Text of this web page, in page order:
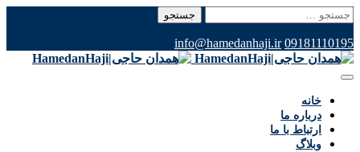
جستجو
09181110195
info@hamedanhaji.ir
خانه
درباره ما
ارتباط با ما
وبلاگ